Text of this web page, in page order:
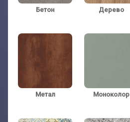
Телефон:
Телефон:
Бетон Дерево
Метал Моноколор